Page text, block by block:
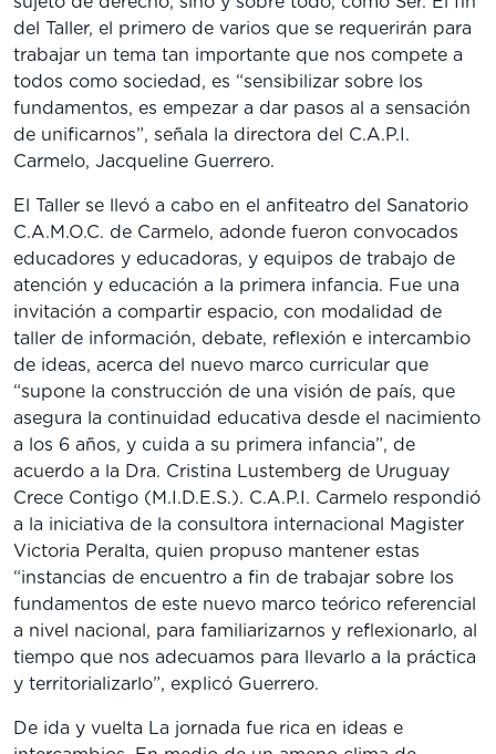
del Taller, el primero de varios que se requerirán para
trabajar un tema tan importante que nos compete a
todos como sociedad, es “sensibilizar sobre los
fundamentos, es empezar a dar pasos al a sensación
de unificarnos”, señala la directora del C.A.P.I.
Carmelo, Jacqueline Guerrero.
El Taller se llevó a cabo en el anfiteatro del Sanatorio
C.A.M.O.C. de Carmelo, adonde fueron convocados
educadores y educadoras, y equipos de trabajo de
atención y educación a la primera infancia. Fue una
invitación a compartir espacio, con modalidad de
taller de información, debate, reflexión e intercambio
de ideas, acerca del nuevo marco curricular que
“supone la construcción de una visión de país, que
asegura la continuidad educativa desde el nacimiento
a los 6 años, y cuida a su primera infancia”, de
acuerdo a la Dra. Cristina Lustemberg de Uruguay
Crece Contigo (M.I.D.E.S.). C.A.P.I. Carmelo respondió
a la iniciativa de la consultora internacional Magister
Victoria Peralta, quien propuso mantener estas
“instancias de encuentro a fin de trabajar sobre los
fundamentos de este nuevo marco teórico referencial
a nivel nacional, para familiarizarnos y reflexionarlo, al
tiempo que nos adecuamos para llevarlo a la práctica
y territorializarlo”, explicó Guerrero.
De ida y vuelta La jornada fue rica en ideas e